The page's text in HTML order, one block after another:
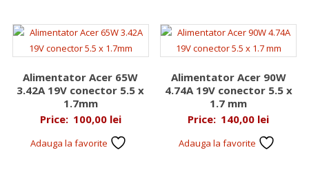
Alimentator Acer 65W
3.42A 19V conector 5.5 x
1.7mm
Price: 100,00 lei
Adauga la favorite
Alimentator Acer 90W
4.74A 19V conector 5.5 x
1.7 mm
Price: 140,00 lei
Adauga la favorite